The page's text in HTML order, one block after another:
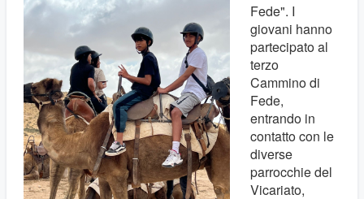
Fede". I
giovani hanno
partecipato al
terzo
Cammino di
Fede,
entrando in
contatto con le
diverse
parrocchie del
Vicariato,